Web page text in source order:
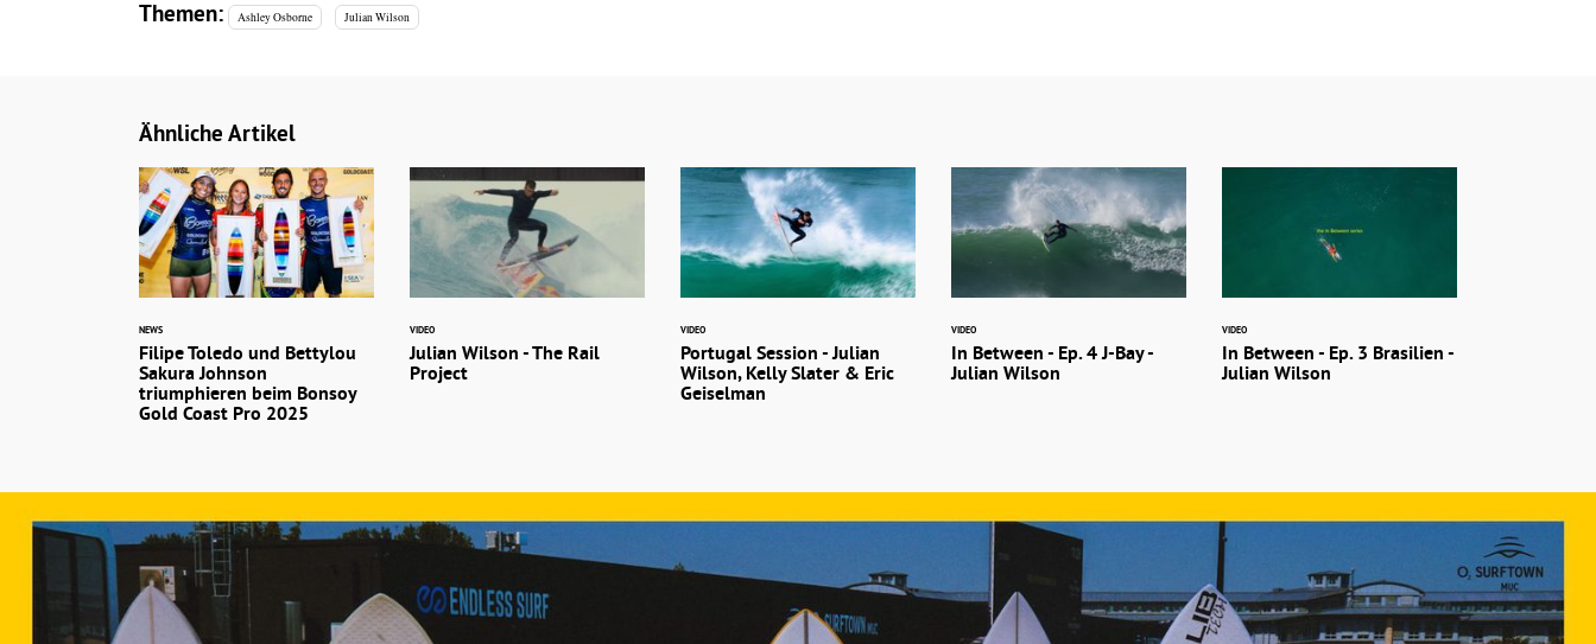
Themen: Ashley Osborne Julian Wilson
Ähnliche Artikel
NEWS
Filipe Toledo und Bettylou
Sakura Johnson
triumphieren beim Bonsoy
Gold Coast Pro 2025
VIDEO
Julian Wilson - The Rail
Project
VIDEO
Portugal Session - Julian
Wilson, Kelly Slater & Eric
Geiselman
VIDEO
In Between - Ep. 4 J-Bay -
Julian Wilson
VIDEO
In Between - Ep. 3 Brasilien -
Julian Wilson